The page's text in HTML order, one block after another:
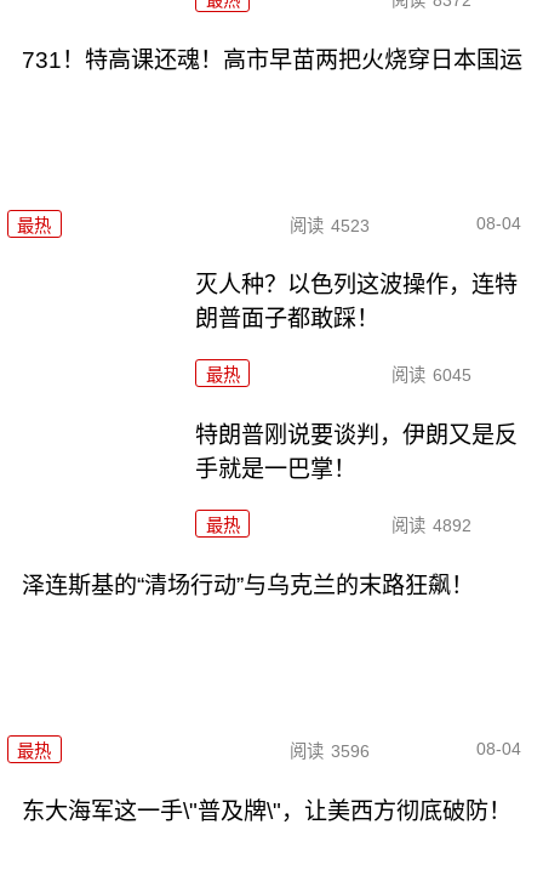
731！特高课还魂！高市早苗两把火烧穿日本国运
最热 阅读 4523 08-04
灭人种？以色列这波操作，连特
朗普面子都敢踩！
最热 阅读 6045
特朗普刚说要谈判，伊朗又是反
手就是一巴掌！
最热 阅读 4892
泽连斯基的“清场行动”与乌克兰的末路狂飙！
最热 阅读 3596 08-04
东大海军这一手\"普及牌\"，让美西方彻底破防！